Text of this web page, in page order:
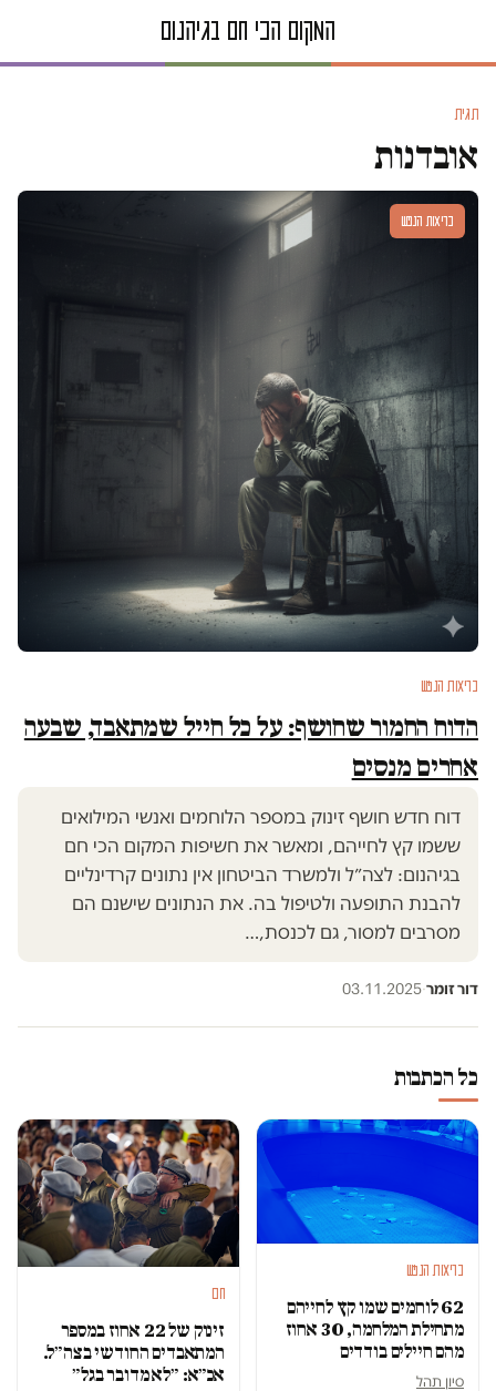
תגית
אובדנות
בריאות הנפש
בריאות הנפש
הדוח החמור שחושף: על כל חייל שמתאבד, שבעה
אחרים מנסים
דוח חדש חושף זינוק במספר הלוחמים ואנשי המילואים
ששמו קץ לחייהם, ומאשר את חשיפות המקום הכי חם
בגיהנום: לצה״ל ולמשרד הביטחון אין נתונים קרדינליים
להבנת התופעה ולטיפול בה. את הנתונים שישנם הם
מסרבים למסור, גם לכנסת,…
דור זומר·
03.11.2025
כל הכתבות
בריאות הנפש
62 לוחמים שמו קץ לחייהם
מתחילת המלחמה, 30 אחוז
מהם חיילים בודדים
סיון תהל
חם
זינוק של 22 אחוז במספר
המתאבדים החודשי בצה״ל.
אכ״א: ״לא מדובר בגל״